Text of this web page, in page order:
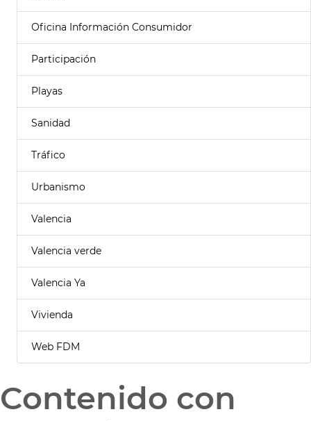
Oficina Información Consumidor
Participación
Playas
Sanidad
Tráfico
Urbanismo
Valencia
Valencia verde
Valencia Ya
Vivienda
Web FDM
Contenido con